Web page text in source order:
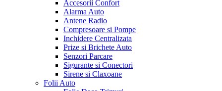
Accesorii Confort
Alarma Auto
Antene Radio
Compresoare si Pompe
Inchidere Centralizata
Prize si Brichete Auto
Senzori Parcare
Sigurante si Conectori
Sirene si Claxoane
Folii Auto